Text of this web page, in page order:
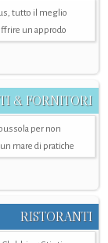
tutto il meglio
un approdo
& FORNITORI
per non
mare di pratiche
RISTORANTI